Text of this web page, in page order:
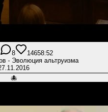
8 14658:52
- Эволюция альтруизма
🐙